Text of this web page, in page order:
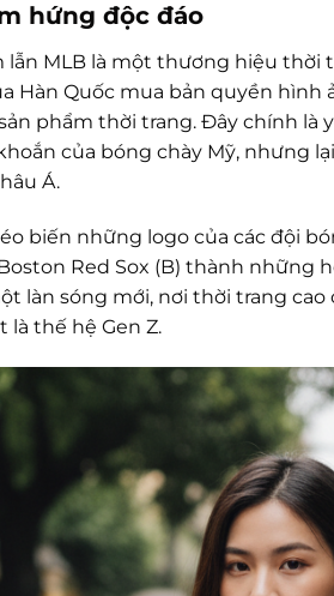
hứng độc đáo
MLB là một thương hiệu thời
Hàn Quốc mua bản quyền hình
phẩm thời trang. Đây chính
của bóng chày Mỹ, nhưng
Á.
biến những logo của các đội
Boston Red Sox (B) thành
làn sóng mới, nơi thời trang
là thế hệ Gen Z.